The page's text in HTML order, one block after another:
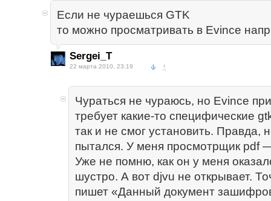
Если не чураешься GTK
то можно просматривать в Evince
Sergei_T
22 марта 2010, 23:19 ↑
Чураться не чураюсь, но Evince
требует какие-то специфические
так и не смог установить. Правда,
пытался. У меня просмотрщик pdf
Уже не помню, как он у меня
шустро. А вот djvu не открывает.
пишет «Данный документ